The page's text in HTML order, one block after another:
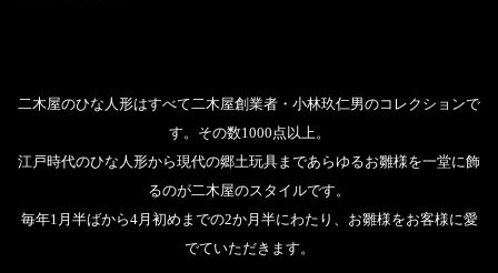
二木屋のひな人形はすべて二木屋創業者・小林玖仁男のコレクションで
す。その数1000点以上。
江戸時代のひな人形から現代の郷土玩具まであらゆるお雛様を一堂に飾
るのが二木屋のスタイルです。
毎年1月半ばから4月初めまでの2か月半にわたり、お雛様をお客様に愛
でていただきます。